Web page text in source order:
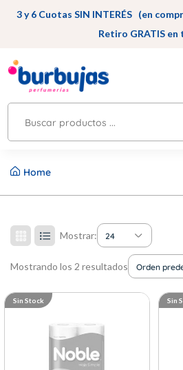
3 y 6 Cuotas SIN INTERÉS (en
Retiro GRATIS en
Home
Mostrar: 24
Mostrando los 2 resultados Orden
Sin Stock Sin